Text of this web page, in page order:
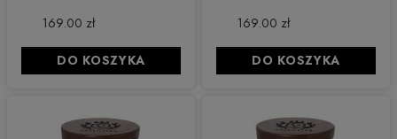
169.00 zł
DO KOSZYKA
169.00 zł
DO KOSZYKA